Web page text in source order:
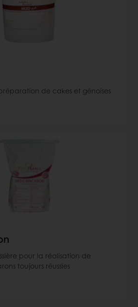
de cakes et génoises
pour la réalisation de
toujours réussies